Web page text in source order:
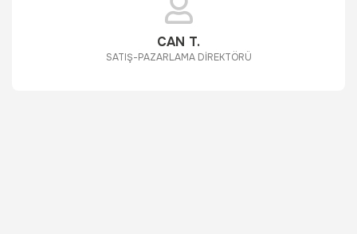
CAN T.
SATIŞ-PAZARLAMA DİREKTÖRÜ